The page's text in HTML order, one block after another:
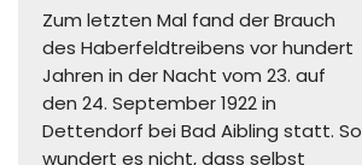
Zum letzten Mal fand der Brauch
des Haberfeldtreibens vor hundert
Jahren in der Nacht vom 23. auf
den 24. September 1922 in
Dettendorf bei Bad Aibling statt. So
wundert es nicht, dass selbst